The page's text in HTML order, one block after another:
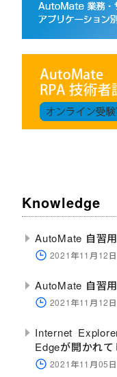
Knowledge
AutoMate 自習
2021年11月12日
AutoMate 自習
2021年11月12日
Internet
Edgeが開かれ
2021年11月05日